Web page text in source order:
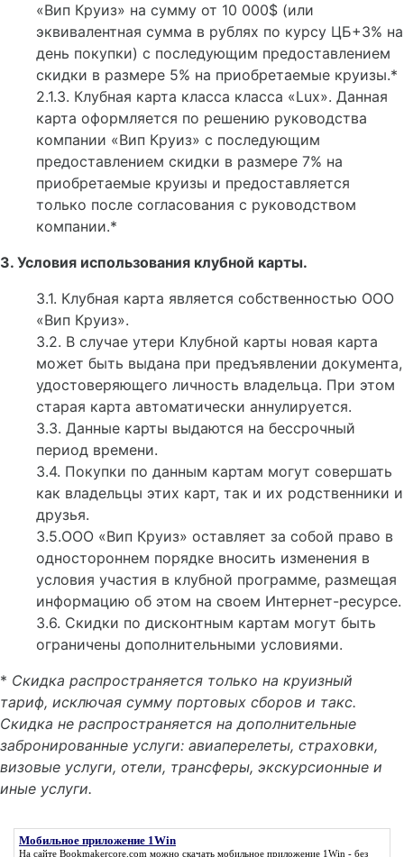
«Вип Круиз» на сумму от 10 000$ (или
эквивалентная сумма в рублях по курсу ЦБ+3% на
день покупки) с последующим предоставлением
скидки в размере 5% на приобретаемые круизы.*
2.1.3. Клубная карта класса класса «Lux». Данная
карта оформляется по решению руководства
компании «Вип Круиз» с последующим
предоставлением скидки в размере 7% на
приобретаемые круизы и предоставляется
только после согласования с руководством
компании.*
3. Условия использования клубной карты.
3.1. Клубная карта является собственностью ООО
«Вип Круиз».
3.2. В случае утери Клубной карты новая карта
может быть выдана при предъявлении документа,
удостоверяющего личность владельца. При этом
старая карта автоматически аннулируется.
3.3. Данные карты выдаются на бессрочный
период времени.
3.4. Покупки по данным картам могут совершать
как владельцы этих карт, так и их родственники и
друзья.
3.5.ООО «Вип Круиз» оставляет за собой право в
одностороннем порядке вносить изменения в
условия участия в клубной программе, размещая
информацию об этом на своем Интернет-ресурсе.
3.6. Скидки по дисконтным картам могут быть
ограничены дополнительными условиями.
* Скидка распространяется только на круизный
тариф, исключая сумму портовых сборов и такс.
Скидка не распространяется на дополнительные
забронированные услуги: авиаперелеты, страховки,
визовые услуги, отели, трансферы, экскурсионные и
иные услуги.
Мобильное приложение 1Win
На сайте Bookmakercore.com можно скачать мобильное приложение 1Win - без